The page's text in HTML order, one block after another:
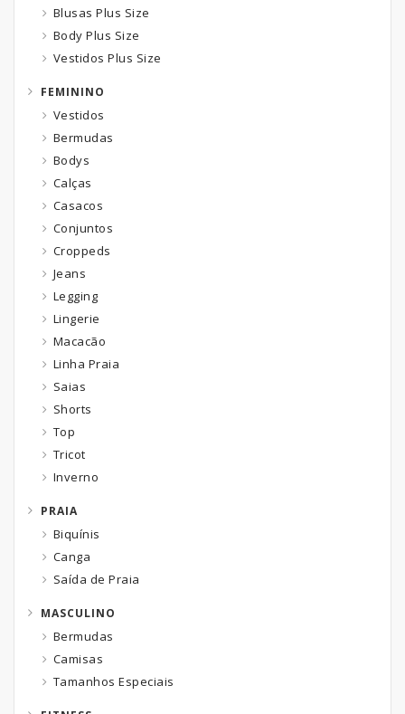
Blusas Plus Size
Body Plus Size
Vestidos Plus Size
FEMININO
Vestidos
Bermudas
Bodys
Calças
Casacos
Conjuntos
Croppeds
Jeans
Legging
Lingerie
Macacão
Linha Praia
Saias
Shorts
Top
Tricot
Inverno
PRAIA
Biquínis
Canga
Saída de Praia
MASCULINO
Bermudas
Camisas
Tamanhos Especiais